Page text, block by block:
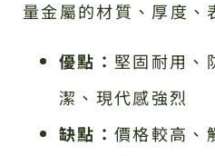
量金屬的材質、厚度、
優點： 堅固耐用、
潔、現代感強烈
缺點：價格較高、